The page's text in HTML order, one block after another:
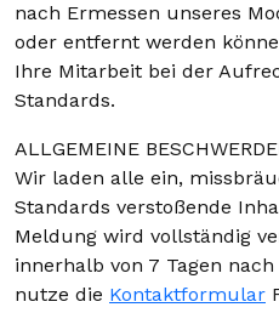
nach Ermessen unseres
oder entfernt werden
Ihre Mitarbeit bei der
Standards.
ALLGEMEINE
Wir laden alle ein,
Standards verstoßende
Meldung wird vollständig
innerhalb von 7 Tagen
nutze die Kontaktformular